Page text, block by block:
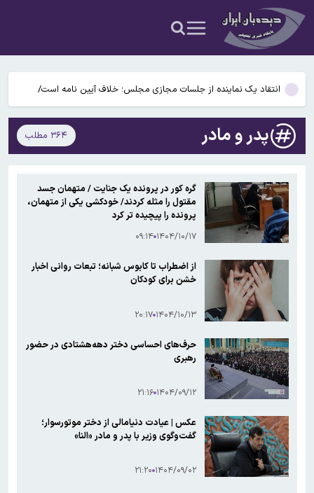
دندان هستند
رئیس اداره حفاظت محیط زیست شهرستان املش؛ثبت تصویر پرنده
کمیاب «هما» در ارتفاعات املش!
پوسته‌پوسته شدن پا نشانه چیست؟
انتقاد یک نماینده از جلسات مجازی مجلس؛ خلاف آیین نامه است/
آشفتگی بازار قیمت‌ها و کارگران تعدیل شده را ما باید کجا از مسئولین
پیگیری کنیم؟
توضیحات رییس سازمان سنجش درباره برگزاری کنکور ۱۴۰۵/ ماجرای
پیامک مشمولان سهمیه جنگ چیست؟
انقلاب دندانپزشکی؛ دانشمندان در حال آزمودن روش‌های رشد دوباره
رئیس اداره حفاظت محیط زیست شهرستان املش؛ثبت تصویر پرنده
کمیاب «هما» در ارتفاعات املش!
پوسته‌پوسته شدن پا نشانه چیست؟
پدر و مادر ۳۶۴ مطلب
گره کور در پرونده یک جنایت / متهمان جسد
مقتول را مثله کردند/ خودکشی یکی از متهمان،
پرونده را پیچیده تر کرد
۱۴۰۴/۱۰/۱۷ ۰۹:۱۴
از اضطراب تا کابوس شبانه؛ تبعات روانی اخبار
خشن برای کودکان
۱۴۰۴/۱۰/۱۳ ۲۰:۱۷
حرف‌های احساسی دختر دهه‌هشتادی در حضور
رهبری
۱۴۰۴/۰۹/۱۲ ۲۱:۱۶
عکس | عیادت دنیامالی از دختر موتورسوار؛
گفت‌وگوی وزیر با پدر و مادر «النا»
۱۴۰۴/۰۹/۰۲ ۲۱:۲۰